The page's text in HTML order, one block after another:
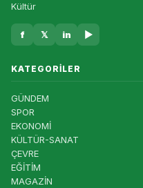
Kültür
f 𝕏 in ▶
KATEGORILER
GÜNDEM
SPOR
EKONOMİ
KÜLTÜR-SANAT
ÇEVRE
EĞİTİM
MAGAZİN